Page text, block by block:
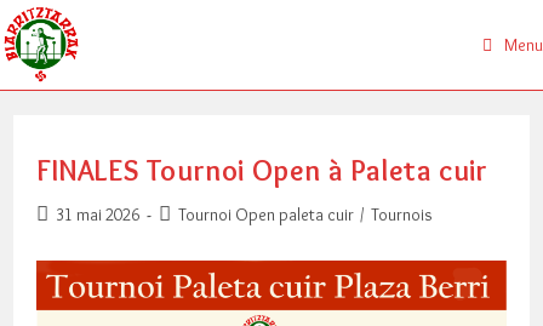
Skip
to
content
Menu
FINALES Tournoi Open à Paleta cuir
Publication
31 mai 2026
PostTournoi Open paleta cuir / Tournois